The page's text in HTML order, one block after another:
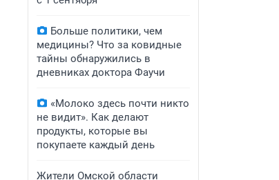
Больше политики, чем
медицины? Что за ковидные
тайны обнаружились в
дневниках доктора Фаучи
«Молоко здесь почти никто
не видит». Как делают
продукты, которые вы
покупаете каждый день
Жители Омской области